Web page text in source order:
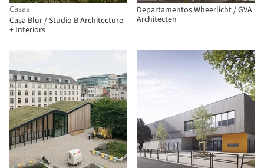
Casas
Casa Blur / Studio B Architecture
+ Interiors
Departamentos Wheerlicht / GVA
Architecten